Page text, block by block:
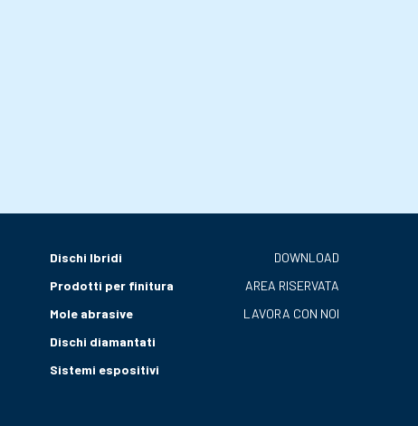
Dischi Ibridi
Prodotti per finitura
Mole abrasive
Dischi diamantati
Sistemi espositivi
DOWNLOAD
AREA RISERVATA
LAVORA CON NOI